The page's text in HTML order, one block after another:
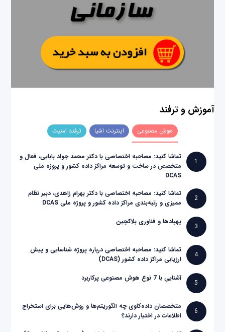
آموزش و ترفند
هوش مصنوعی اینترنت اشیا ترفند امنیت
1
تماشا کنید: مصاحبه اختصاصی با دکتر محمد جواد بابایی، فعال و
متخصص در ساخت و توسعه مراکز داده کشور و پروژه ملی
DCAS
2
تماشا کنید: مصاحبه اختصاصی با دکتر بهرام زاهدی، دبیر نظام
ممیزی و رتبه‌بندی مراکز داده کشور و پروژه ملی DCAS
3
پهپادها و فناوری بلاکچین
4
تماشا کنید: مصاحبه اختصاصی درباره پروژه شناسایی و پیش
ارزیابی مراکز داده کشور (DCAS)
5
آشنایی با 7 نوع هوش مصنوعی پرکاربرد
6
متخصصان داده‌کاوی چه الگوریتم‌ها و روش‌هایی برای استخراج
اطلاعات در اختیار دارند؟